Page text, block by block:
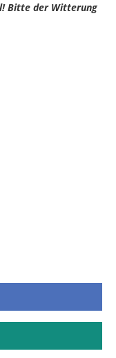
Bitte der Witterung